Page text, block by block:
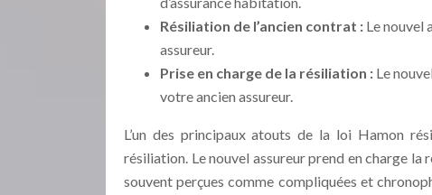
Résiliation de l’ancien contrat : Le nouvel
assureur.
Prise en charge de la résiliation : Le
votre ancien assureur.
L’un des principaux atouts de la loi Hamon
résiliation. Le nouvel assureur prend en charge la
souvent perçues comme compliquées et